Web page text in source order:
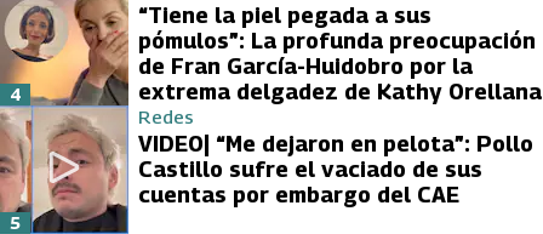
“Tiene la piel pegada a sus
pómulos”: La profunda preocupación
de Fran García-Huidobro por la
extrema delgadez de Kathy Orellana
4
Redes
VIDEO| “Me dejaron en pelota”: Pollo
Castillo sufre el vaciado de sus
cuentas por embargo del CAE
5